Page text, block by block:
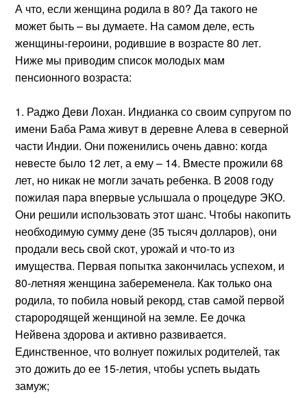
А что, если женщина родила в 80? Да такого не
может быть – вы думаете. На самом деле, есть
женщины-героини, родившие в возрасте 80 лет.
Ниже мы приводим список молодых мам
пенсионного возраста:
Раджо Деви Лохан. Индианка со своим супругом по
имени Баба Рама живут в деревне Алева в северной
части Индии. Они поженились очень давно: когда
невесте было 12 лет, а ему – 14. Вместе прожили 68
лет, но никак не могли зачать ребенка. В 2008 году
пожилая пара впервые услышала о процедуре ЭКО.
Они решили использовать этот шанс. Чтобы накопить
необходимую сумму дене (35 тысяч долларов), они
продали весь свой скот, урожай и что-то из
имущества. Первая попытка закончилась успехом, и
80-летняя женщина забеременела. Как только она
родила, то побила новый рекорд, став самой первой
старородящей женщиной на земле. Ее дочка
Нейвена здорова и активно развивается.
Единственное, что волнует пожилых родителей, так
это дожить до ее 15-летия, чтобы успеть выдать
замуж;